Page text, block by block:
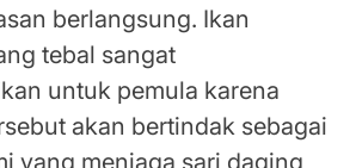
berlangsung. Ikan
tebal sangat
untuk pemula karena
akan bertindak sebagai
yang menjaga sari daging